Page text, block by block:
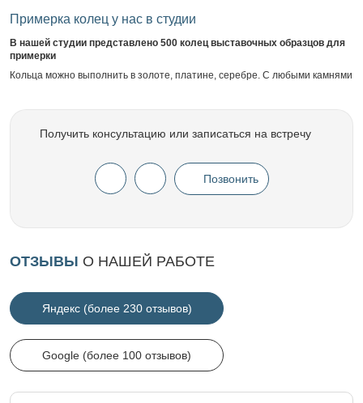
Примерка колец у нас в студии
В нашей студии представлено 500 колец выставочных образцов для
примерки
Кольца можно выполнить в золоте, платине, серебре. С любыми камнями
Получить консультацию или записаться на встречу
Позвонить
ОТЗЫВЫ О НАШЕЙ РАБОТЕ
Яндекс (более 230 отзывов)
Google (более 100 отзывов)